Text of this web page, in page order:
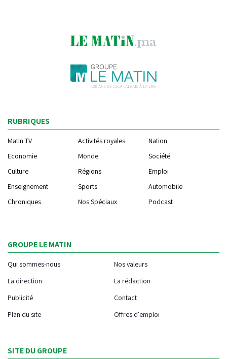
RUBRIQUES
Matin TV Activités royales
Nation
Economie
Monde
Société
Culture
Régions
Emploi
Enseignement
Sports
Automobile
Chroniques
Nos Spéciaux Podcast
GROUPE LE MATIN
Qui sommes-nous
Nos valeurs
La direction
La rédaction
Publicité
Contact
Plan du site
Offres d'emploi
SITE DU GROUPE